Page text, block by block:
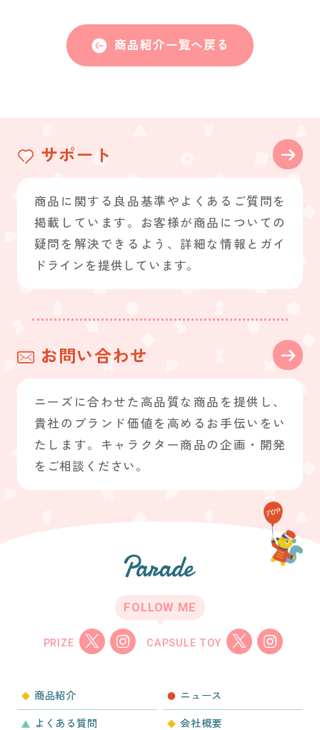
商品紹介一覧へ戻る
サポート
商品に関する良品基準やよくあるご質問を
掲載しています。お客様が商品についての
疑問を解決できるよう、詳細な情報とガイ
ドラインを提供しています。
お問い合わせ
ニーズに合わせた高品質な商品を提供し、
貴社のブランド価値を高めるお手伝いをい
たします。キャラクター商品の企画・開発
をご相談ください。
FOLLOW ME
PRIZE CAPSULE TOY
商品紹介 ニュース
よくある質問 会社概要